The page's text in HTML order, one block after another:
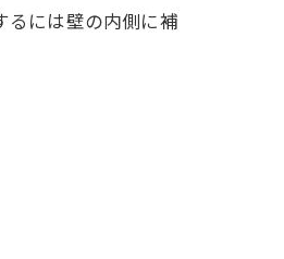
るには壁の内側に補